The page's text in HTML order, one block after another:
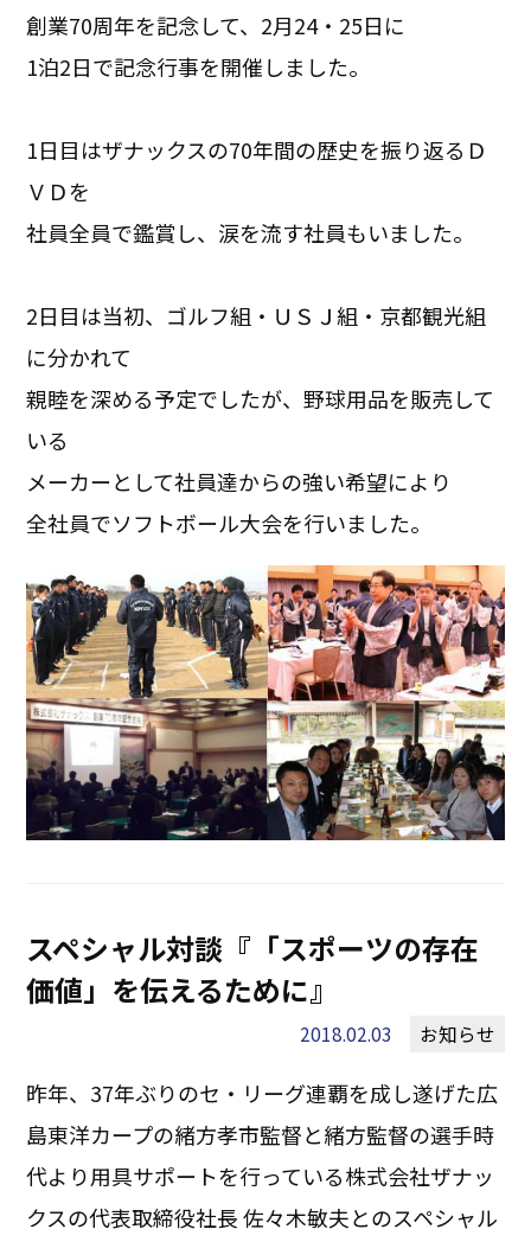
創業70周年を記念して、2月24・25日に
1泊2日で記念行事を開催しました。
1日目はザナックスの70年間の歴史を振り返るＤ
ＶＤを
社員全員で鑑賞し、涙を流す社員もいました。
2日目は当初、ゴルフ組・ＵＳＪ組・京都観光組
に分かれて
親睦を深める予定でしたが、野球用品を販売して
いる
メーカーとして社員達からの強い希望により
全社員でソフトボール大会を行いました。
スペシャル対談『「スポーツの存在
価値」を伝えるために』
2018.02.03 お知らせ
昨年、37年ぶりのセ・リーグ連覇を成し遂げた広
島東洋カープの緒方孝市監督と緒方監督の選手時
代より用具サポートを行っている株式会社ザナッ
クスの代表取締役社長 佐々木敏夫とのスペシャル